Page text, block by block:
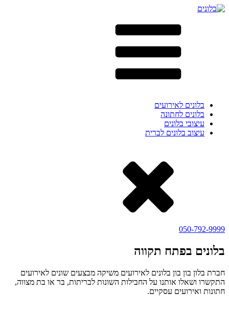
בלונים לאירועים
בלונים לחתונה
עיצובי בלונים
עיצוב בלונים לברית
050-792-9999
בלונים בפתח תקווה
חברת בלון בון בון בלונים לאירועים משיקה מבצעים שונים לאירועים
התקשרו ושאלו אותנו על החבילות השונות לבריתות, בר או בת מצווה,
חתונות ואירועים עסקיים.